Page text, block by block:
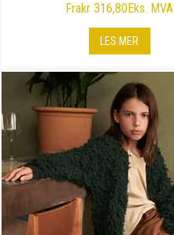
Frakr 316,80Eks. MVA
LES MER